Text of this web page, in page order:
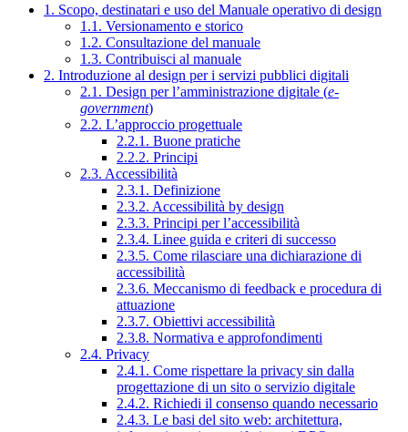
1. Scopo, destinatari e uso del Manuale operativo di design
1.1. Versionamento e storico
1.2. Consultazione del manuale
1.3. Contribuisci al manuale
2. Introduzione al design per i servizi pubblici digitali
2.1. Design per l’amministrazione digitale (e-
government)
2.2. L’approccio progettuale
2.2.1. Buone pratiche
2.2.2. Principi
2.3. Accessibilità
2.3.1. Definizione
2.3.2. Accessibilità by design
2.3.3. Principi per l’accessibilità
2.3.4. Linee guida e criteri di successo
2.3.5. Come rilasciare una dichiarazione di
accessibilità
2.3.6. Meccanismo di feedback e procedura di
attuazione
2.3.7. Obiettivi accessibilità
2.3.8. Normativa e approfondimenti
2.4. Privacy
2.4.1. Come rispettare la privacy sin dalla
progettazione di un sito o servizio digitale
2.4.2. Richiedi il consenso quando necessario
2.4.3. Le basi del sito web: architettura,